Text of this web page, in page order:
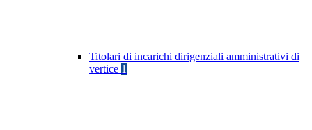
Titolari di incarichi dirigenziali amministrativi di
vertice 1